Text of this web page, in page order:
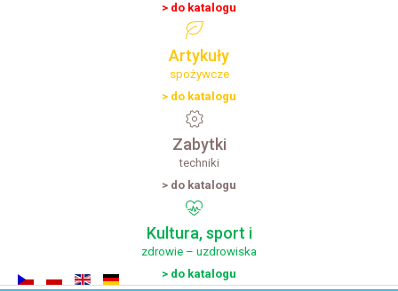
> do katalogu
Artykuły
spożywcze
> do katalogu
Zabytki
techniki
> do katalogu
Kultura, sport i
zdrowie – uzdrowiska
> do katalogu